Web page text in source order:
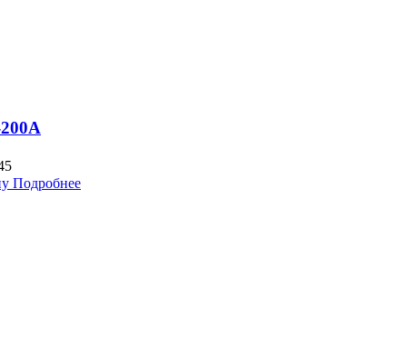
Подробнее